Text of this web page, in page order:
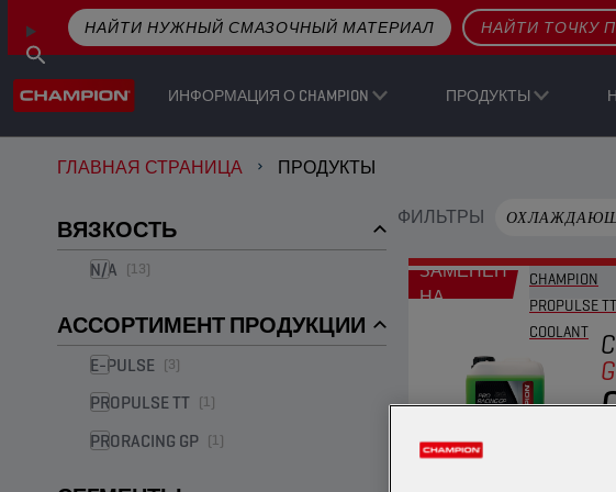
ИНФОРМАЦИЯ О CHAMPION ПРОДУКТЫ
НАЙТИ НУЖНЫЙ СМАЗОЧНЫЙ МАТЕРИАЛ НАЙТИ ТОЧКУ
ГЛАВНАЯ СТРАНИЦА ПРОДУКТЫ
ВЯЗКОСТЬ
N/A (13)
АССОРТИМЕНТ ПРОДУКЦИИ
E-PULSE (3)
PROPULSE TT (1)
PRORACING GP (1)
ФИЛЬТРЫ
ЗАМЕНЕН
НА
CHAMPION
PROPULSE TT
COOLANT